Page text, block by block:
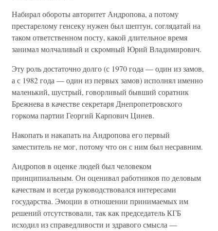
Набирал обороты авторитет Андропова, а потому
престарелому генсеку нужен был шептун, соглядатай на
таком ответственном посту, какой длительное время
занимал молчаливый и скромный Юрий Владимирович.
Эту роль достаточно долго (с 1970 года — один из замов,
а с 1982 года — один из первых замов) исполнял именно
маленький, шустрый, говорливый бывший соратник
Брежнева в качестве секретаря Днепропетровского
горкома партии Георгий Карпович Цинев.
Накопать и накапать на Андропова его первый
заместитель не мог, потому что он с ним был несравним.
Андропов в оценке людей был человеком
принципиальным. Он оценивал работников по деловым
качествам и всегда руководствовался интересами
государства. Эмоции в отношении принимаемых им
решений отсутствовали, так как председатель КГБ
исходил из справедливости и здравого смысла —